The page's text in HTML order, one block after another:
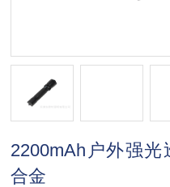
2200mAh户外强
合金